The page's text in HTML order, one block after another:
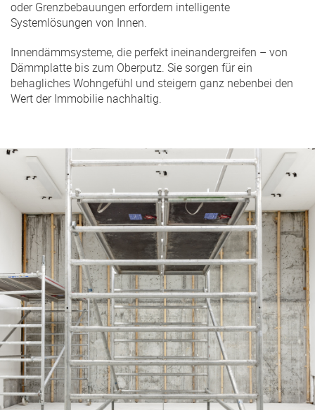
oder Grenzbebauungen erfordern intelligente
Systemlösungen von Innen.
Innendämmsysteme, die perfekt ineinandergreifen – von
Dämmplatte bis zum Oberputz. Sie sorgen für ein
behagliches Wohngefühl und steigern ganz nebenbei den
Wert der Immobilie nachhaltig.